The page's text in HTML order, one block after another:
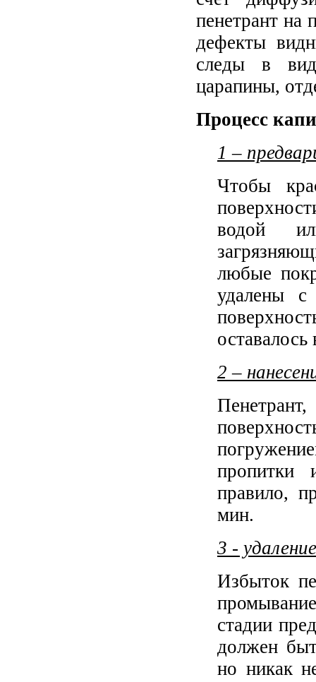
пенетрант на
дефекты
следы в
царапины,
Процесс
1 –
Чтобы
водой
любые
удалены с
2 –
пропитки
правило,
мин.
3 -
Избыток
стадии
должен
но никак